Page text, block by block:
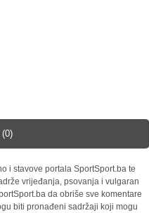
i stavove portala SportSport.ba te
vrijeđanja, psovanja i vulgaran
da obriše sve komentare
biti pronađeni sadržaji koji mogu